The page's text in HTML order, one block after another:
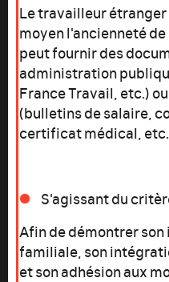
Le travailleur
moyen l'ancienneté
peut fournir des
administration
France Travail, etc.)
(bulletins de salaire,
certificat médical,
S'agissant du
Afin de démontrer
familiale, son
et son adhésion aux